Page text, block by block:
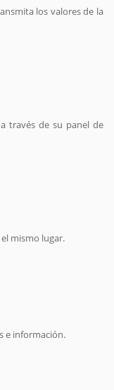
los valores de la
través de su panel de
mismo lugar.
e información.